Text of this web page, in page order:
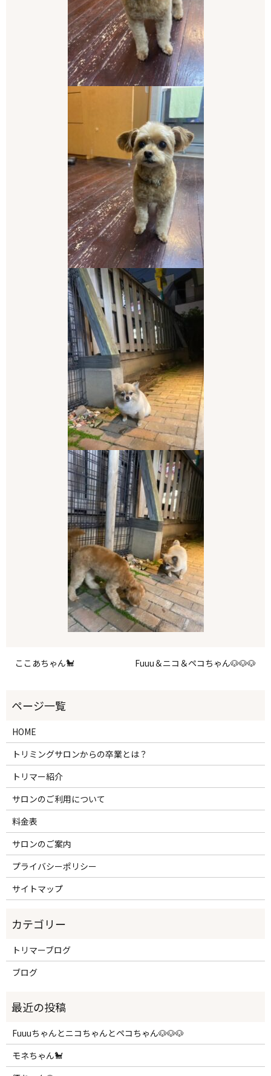
ここあちゃん🐩 Fuuu＆ニコ＆ペコちゃん🐶🐶🐶
HOME
トリミングサロンからの卒業とは？
トリマー紹介
サロンのご利用について
料金表
サロンのご案内
プライバシーポリシー
サイトマップ
トリマーブログ
ブログ
Fuuuちゃんとニコちゃんとペコちゃん🐶🐶🐶
モネちゃん🐩